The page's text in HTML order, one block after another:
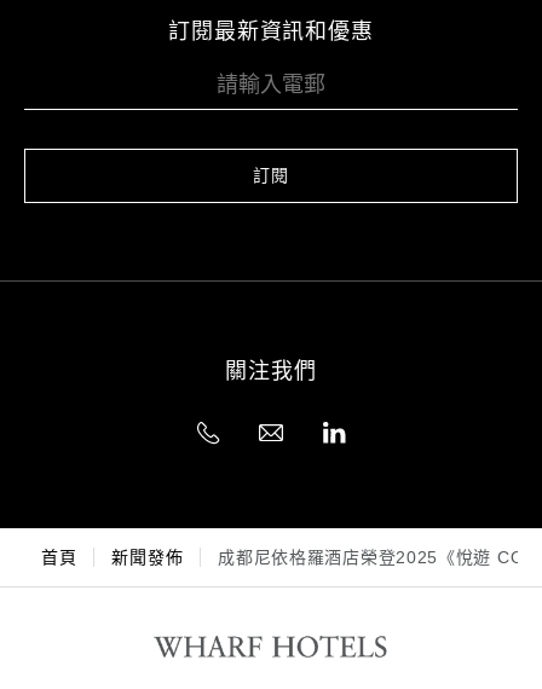
訂閱最新資訊和優惠
訂閱
關注我們
首頁 新聞發佈 成都尼依格羅酒店榮登2025《悅遊